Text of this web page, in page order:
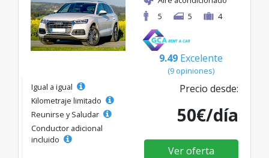
5
5 4
9.49 Excelente
(9 opiniones)
Igual a igual
Kilometraje limitado
Reunirse y Saludar
Conductor adicional
incluido
Precio desde:
50€/día
Ver oferta